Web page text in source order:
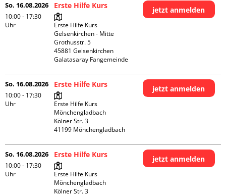
So. 16.08.2026
10:00 - 17:30
Uhr
Erste Hilfe Kurs
Erste Hilfe Kurs
Gelsenkirchen - Mitte
Grothusstr. 5
45881 Gelsenkirchen
Galatasaray Fangemeinde
jetzt anmelden
So. 16.08.2026
10:00 - 17:30
Uhr
Erste Hilfe Kurs
Erste Hilfe Kurs
Mönchengladbach
Kölner Str. 3
jetzt anmelden
So. 16.08.2026
10:00 - 17:30
Uhr
Erste Hilfe Kurs
Erste Hilfe Kurs
Mönchengladbach
Kölner Str. 3
jetzt anmelden